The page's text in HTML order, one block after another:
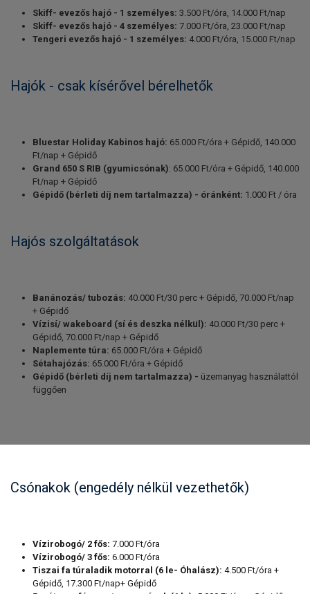
Skiff- evezős hajó - 1 személyes: 3.500 Ft/óra, 14.000 Ft/nap
Skiff- evezős hajó - 4 személyes: 7.000 Ft/óra, 23.000 Ft/nap
Tengeri evezős hajó - 1 személyes: 4.000 Ft/óra, 15.000 Ft/nap
Hajók - csak kísérővel bérelhetők
Bluestar Holiday Kabinos hajó: 65.000 Ft/óra + Gépidő, 140.000
Ft/nap + Gépidő
Grand 650 S RIB (gyumicsónak): 65.000 Ft/óra + Gépidő, 140.000
Ft/nap + Gépidő
Gépidő (bérleti díj nem tartalmazza) - óránként: 1.000 Ft / óra
Hajós szolgáltatások
Banánozás/ tubozás: 40.000 Ft/30 perc + Gépidő, 70.000 Ft/nap
+ Gépidő
Vízisí/ wakeboard (sí és deszka nélkül): 40.000 Ft/30 perc +
Gépidő, 70.000 Ft/nap + Gépidő
Naplemente túra: 65.000 Ft/óra + Gépidő
Sétahajózás: 65.000 Ft/óra + Gépidő
Gépidő (bérleti díj nem tartalmazza) - üzemanyag használattól
függően
Csónakok (engedély nélkül vezethetők)
Vízirobogó/ 2 fős: 7.000 Ft/óra
Vízirobogó/ 3 fős: 6.000 Ft/óra
Tiszai fa túraladik motorral (6 le- Óhalász): 4.500 Ft/óra +
Gépidő, 17.300 Ft/nap+ Gépidő